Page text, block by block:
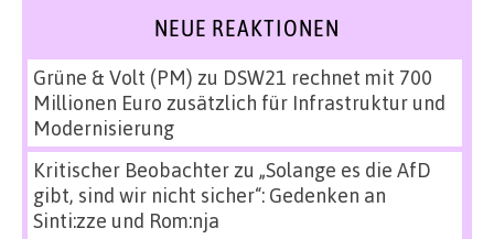
NEUE REAKTIONEN
Grüne & Volt (PM) zu DSW21 rechnet mit 700
Millionen Euro zusätzlich für Infrastruktur und
Modernisierung
Kritischer Beobachterzu „Solange es die AfD
gibt, sind wir nicht sicher“: Gedenken an
Sinti:zze und Rom:nja